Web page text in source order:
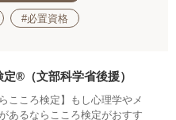
#必置資格
定®（文部科学省後援）
こころ検定】もし心理学やメ
あるならこころ検定がおすす